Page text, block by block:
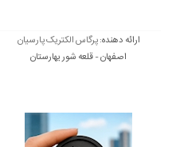
ارائه دهنده:پرگاس الکتریک پارسیان
اصفهان - قلعه شور یهارستان